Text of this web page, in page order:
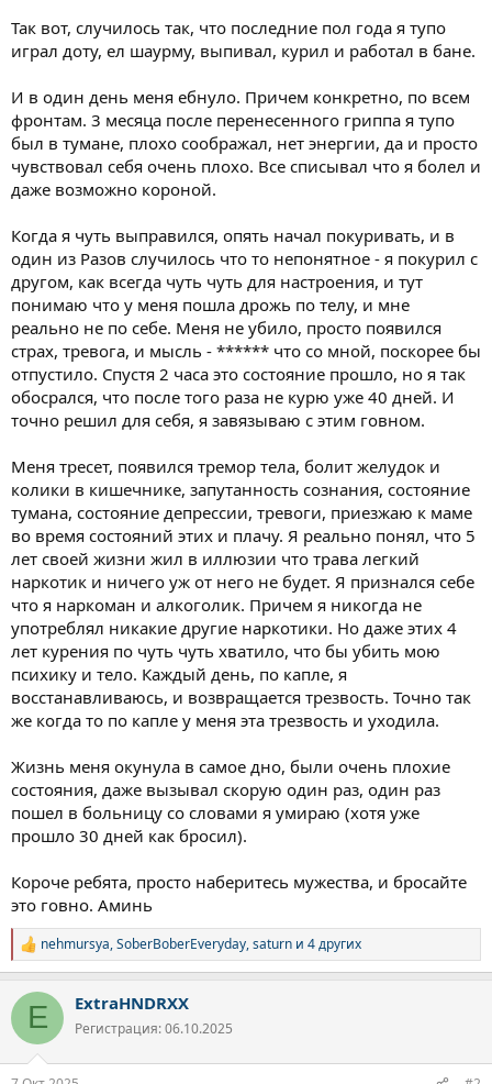
Так вот, случилось так, что последние пол года я тупо
играл доту, ел шаурму, выпивал, курил и работал в бане.
И в один день меня ебнуло. Причем конкретно, по всем
фронтам. 3 месяца после перенесенного гриппа я тупо
был в тумане, плохо соображал, нет энергии, да и просто
чувствовал себя очень плохо. Все списывал что я болел и
даже возможно короной.
Когда я чуть выправился, опять начал покуривать, и в
один из Разов случилось что то непонятное - я покурил с
другом, как всегда чуть чуть для настроения, и тут
понимаю что у меня пошла дрожь по телу, и мне
реально не по себе. Меня не убило, просто появился
страх, тревога, и мысль - ****** что со мной, поскорее бы
отпустило. Спустя 2 часа это состояние прошло, но я так
обосрался, что после того раза не курю уже 40 дней. И
точно решил для себя, я завязываю с этим говном.
Меня тресет, появился тремор тела, болит желудок и
колики в кишечнике, запутанность сознания, состояние
тумана, состояние депрессии, тревоги, приезжаю к маме
во время состояний этих и плачу. Я реально понял, что 5
лет своей жизни жил в иллюзии что трава легкий
наркотик и ничего уж от него не будет. Я признался себе
что я наркоман и алкоголик. Причем я никогда не
употреблял никакие другие наркотики. Но даже этих 4
лет курения по чуть чуть хватило, что бы убить мою
психику и тело. Каждый день, по капле, я
восстанавливаюсь, и возвращается трезвость. Точно так
же когда то по капле у меня эта трезвость и уходила.
Жизнь меня окунула в самое дно, были очень плохие
состояния, даже вызывал скорую один раз, один раз
пошел в больницу со словами я умираю (хотя уже
прошло 30 дней как бросил).
Короче ребята, просто наберитесь мужества, и бросайте
это говно. Аминь
Р
е
к
и
nehmursya,SoberBoberEveryday,saturn и 4 других
E ExtraHNDRXX
Регистрация: 06.10.2025